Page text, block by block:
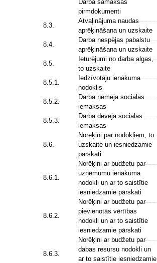
Darba samaksas
pirmdokumenti
8.3.
Atvaļinājuma naudas
aprēķināšana un uzskaite
8.4.
Darba nespējas pabalstu
aprēķināšana un uzskaite
8.5.
Ieturējumi no darba algas,
to uzskaite
8.5.1.
Iedzīvotāju ienākuma
nodoklis
8.5.2.
Darba ņēmēja sociālās
iemaksas
8.5.3.
Darba devēja sociālās
iemaksas
8.6.
Norēķini par nodokļiem, to
uzskaite un iesniedzamie
pārskati
8.6.1.
Norēķini ar budžetu par
uzņēmumu ienākuma
nodokli un ar to saistītie
iesniedzamie pārskati
8.6.2.
Norēķini ar budžetu par
pievienotās vērtības
nodokli un ar to saistītie
iesniedzamie pārskati
8.6.3.
Norēķini ar budžetu par
dabas resursu nodokli un
ar to saistītie iesniedzamie